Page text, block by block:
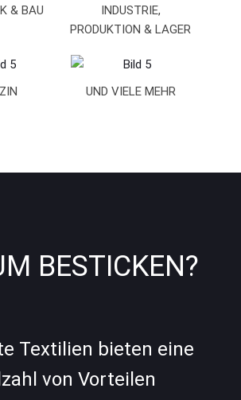
& BAU
INDUSTRIE,
PRODUKTION & LAGER
UND VIELE MEHR
BESTICKEN?
Textilien bieten eine
von Vorteilen